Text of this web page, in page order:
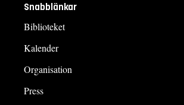
Snabblänkar
Biblioteket
Kalender
Organisation
Press